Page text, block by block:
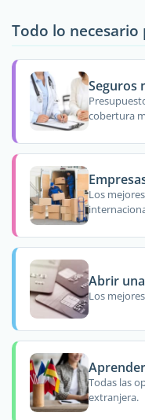
Todo lo
Seguros
cobertura
Los
Abrir
Los
Todas las
extranjera.